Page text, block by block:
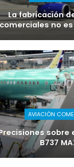
La fabricación
comerciales no
AVIACIÓN
sobre
B737